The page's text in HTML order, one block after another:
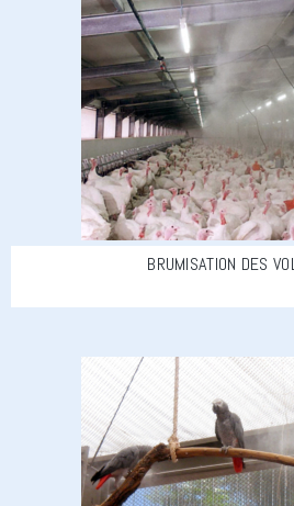
BRUMISATION DES